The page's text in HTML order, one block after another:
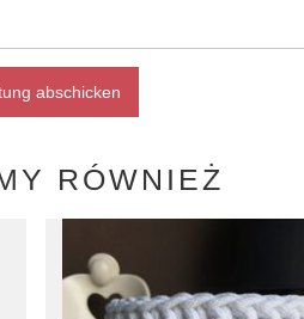
abschicken
RÓWNIEŻ